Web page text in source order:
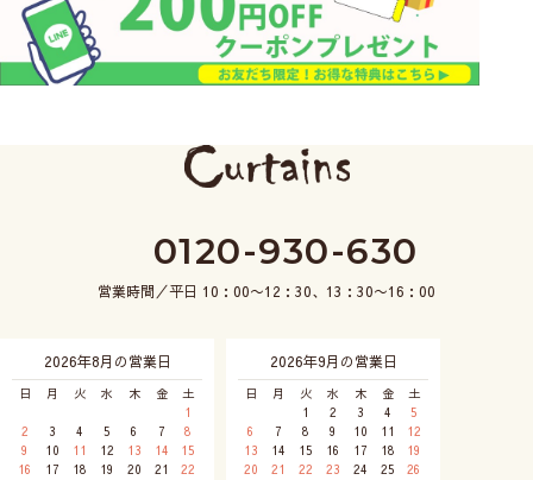
0120-930-630
営業時間／平日 10：00〜12：30、13：30〜16：00
2026年8月の営業日
日 月 火 水 木 金
土
1
2
3 4 5 6 7
8
9
10 11 12 13 14
15
16
17 18 19 20 21
22
2026年9月の営業日
日 月 火 水 木 金
土
1
2 3 4
5
6
7 8 9 10 11
12
13
14 15 16 17 18
19
20
21 22 23 24 25
26